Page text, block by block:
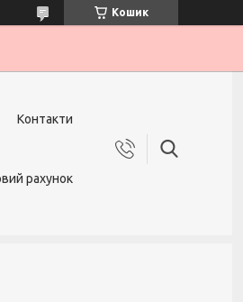
Кошик
Контакти
рахунок